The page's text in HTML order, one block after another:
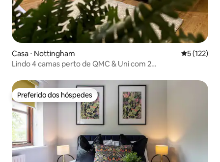
Casa ⋅ Nottingham 5 de uma
5 (122)
Lindo 4 camas perto de QMC & Uni com 2
Preferido dos hóspedes
Preferido dos hóspedes